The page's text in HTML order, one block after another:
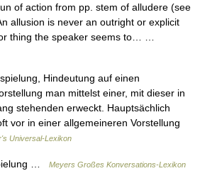
of action from pp. stem of alludere (see
allusion is never an outright or explicit
thing the speaker seems to… …
Hindeutung auf einen
man mittelst einer, mit dieser in
stehenden erweckt. Hauptsächlich
vor in einer allgemeineren Vorstellung
Universal-Lexikon
… Meyers Großes Konversations-Lexikon